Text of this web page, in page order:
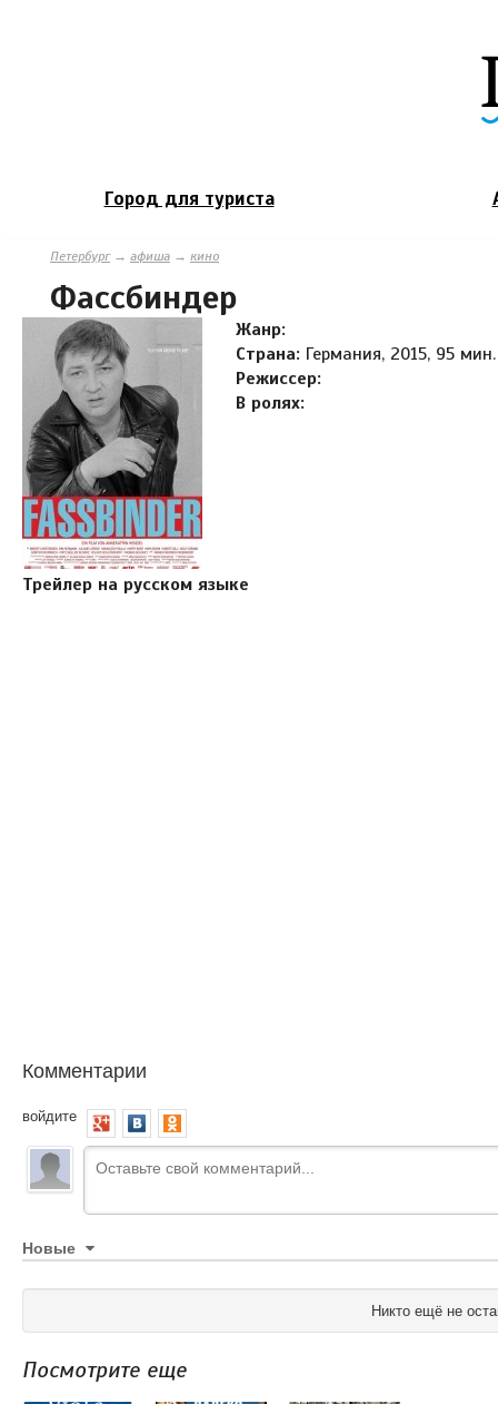
Город для туриста
Петербург→ афиша → кино
Фассбиндер
Жанр:
Страна: Германия, 2015, 95 мин.
Режиссер:
В ролях:
Трейлер на русском языке
Комментарии
войдите
Новые
Никто ещё не
Посмотрите еще